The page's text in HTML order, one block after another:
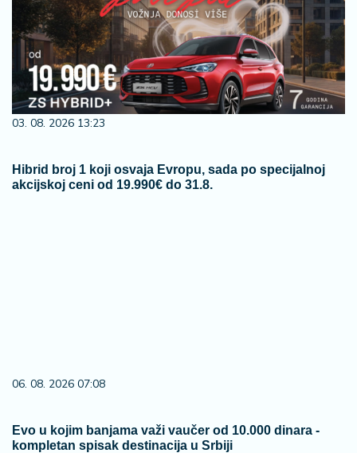
03. 08. 2026 13:23
Hibrid broj 1 koji osvaja Evropu, sada po specijalnoj
akcijskoj ceni od 19.990€ do 31.8.
06. 08. 2026 07:08
Evo u kojim banjama važi vaučer od 10.000 dinara -
kompletan spisak destinacija u Srbiji